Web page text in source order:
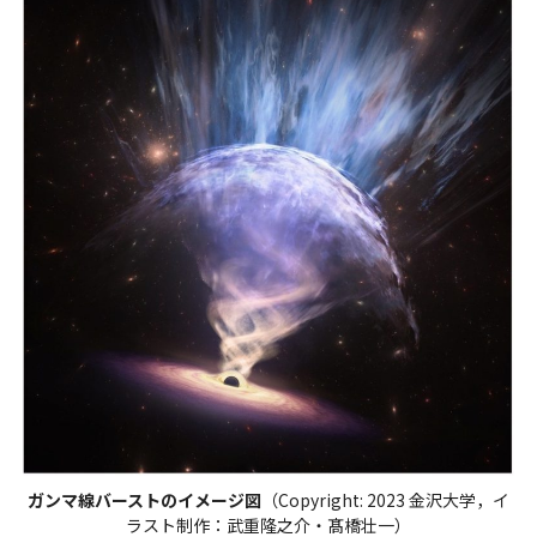
ガンマ線バーストのイメージ図 （Copyright: 2023 金沢大学，イ
ラスト制作：武重隆之介・髙橋壮一）